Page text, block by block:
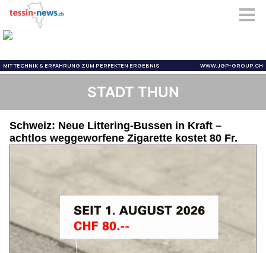
STADT THUN
Schweiz: Neue Littering-Bussen in Kraft –
achtlos weggeworfene Zigarette kostet 80 Fr.